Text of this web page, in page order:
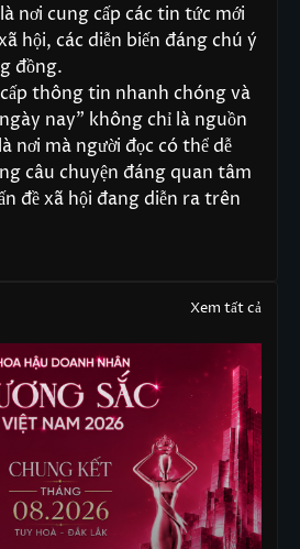
nơi cung cấp các tin tức mới
hội, các diễn biến đáng chú ý
đồng.
thông tin nhanh chóng và
nay" không chỉ là nguồn
nơi mà người đọc có thể dễ
câu chuyện đáng quan tâm
đề xã hội đang diễn ra trên
Xem tất cả